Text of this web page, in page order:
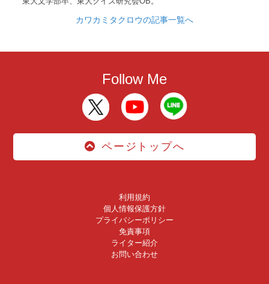
カワカミタクロウの記事一覧へ
Follow Me
ページトップへ
利用規約
個人情報保護方針
プライバシーポリシー
免責事項
ライター紹介
お問い合わせ